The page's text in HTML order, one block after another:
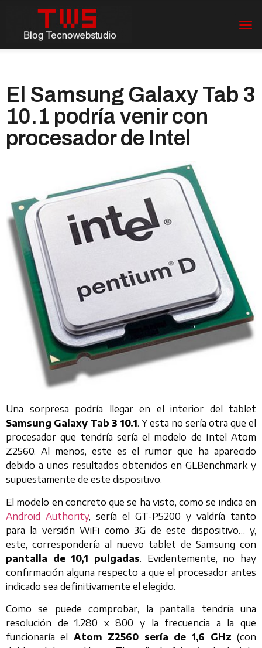
El Samsung Galaxy Tab 3
10.1 podría venir con
procesador de Intel
Una sorpresa podría llegar en el interior del tablet
Samsung Galaxy Tab 3 10.1. Y esta no sería otra que el
procesador que tendría sería el modelo de Intel Atom
Z2560. Al menos, este es el rumor que ha aparecido
debido a unos resultados obtenidos en GLBenchmark y
supuestamente de este dispositivo.
El modelo en concreto que se ha visto, como se indica en
Android Authority, sería el GT-P5200 y valdría tanto
para la versión WiFi como 3G de este dispositivo… y,
este, correspondería al nuevo tablet de Samsung con
pantalla de 10,1 pulgadas. Evidentemente, no hay
confirmación alguna respecto a que el procesador antes
indicado sea definitivamente el elegido.
Como se puede comprobar, la pantalla tendría una
resolución de 1.280 x 800 y la frecuencia a la que
funcionaría el Atom Z2560 sería de 1,6 GHz (con